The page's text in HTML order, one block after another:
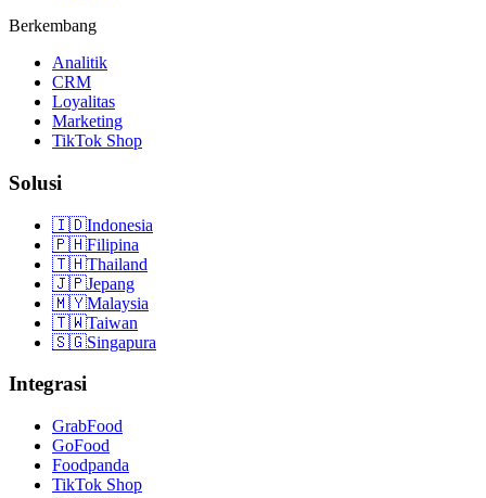
Berkembang
Analitik
CRM
Loyalitas
Marketing
TikTok Shop
Solusi
🇮🇩Indonesia
🇵🇭Filipina
🇹🇭Thailand
🇯🇵Jepang
🇲🇾Malaysia
🇹🇼Taiwan
🇸🇬Singapura
Integrasi
GrabFood
GoFood
Foodpanda
TikTok Shop